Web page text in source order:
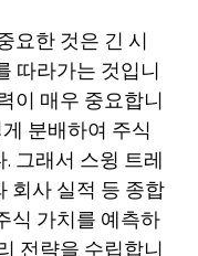
요한 것은 긴 시
따라가는 것입니
이 매우 중요합니
분배하여 주식
그래서 스윙 트레
회사 실적 등 종합
식 가치를 예측하